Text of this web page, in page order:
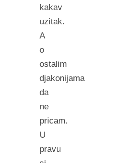
kakav
uzitak.
A
o
ostalim
djakonijama
da
ne
pricam.
U
pravu